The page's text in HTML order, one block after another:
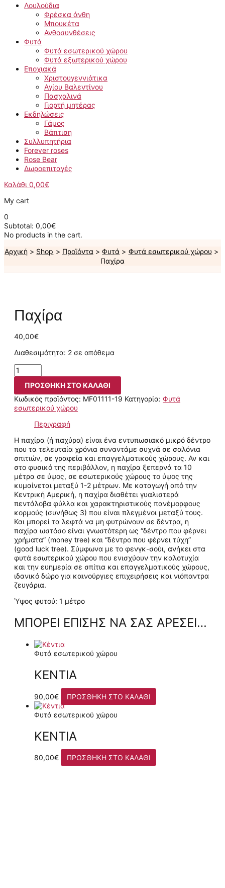
Λουλούδια
Φρέσκα άνθη
Μπουκέτα
Ανθοσυνθέσεις
Φυτά
Φυτά εσωτερικού χώρου
Φυτά εξωτερικού χώρου
Εποχιακά
Χριστουγεννιάτικα
Αγίου Βαλεντίνου
Πασχαλινά
Γιορτή μητέρας
Εκδηλώσεις
Γάμος
Βάπτιση
Συλλυπητήρια
Forever roses
Rose Bear
Δωροεπιταγές
Καλάθι 0,00€
My cart
0
Subtotal: 0,00€
No products in the cart.
Αρχική
Shop Προϊόντα Φυτά
Φυτά εσωτερικού χώρου
Παχίρα
Παχίρα
40,00€
Διαθεσιμότητα: 2 σε απόθεμα
ΠΡΟΣΘΉΚΗ ΣΤΟ ΚΑΛΆΘΙ
Κωδικός προϊόντος: MF01111-19 Κατηγορία: Φυτά
εσωτερικού χώρου
Περιγραφή
Η παχίρα (ή παχύρα) είναι ένα εντυπωσιακό μικρό δέντρο
που τα τελευταία χρόνια συναντάμε συχνά σε σαλόνια
σπιτιών, σε γραφεία και επαγγελματικούς χώρους. Αν και
στο φυσικό της περιβάλλον, η παχίρα ξεπερνά τα 10
μέτρα σε ύψος, σε εσωτερικούς χώρους το ύψος της
κυμαίνεται μεταξύ 1-2 μέτρων. Με καταγωγή από την
Κεντρική Αμερική, η παχίρα διαθέτει γυαλιστερά
πεντάλοβα φύλλα και χαρακτηριστικούς πανέμορφους
κορμούς (συνήθως 3) που είναι πλεγμένοι μεταξύ τους.
Και μπορεί τα λεφτά να μη φυτρώνουν σε δέντρα, η
παχίρα ωστόσο είναι γνωστότερη ως “δέντρο που φέρνει
χρήματα” (money tree) και “δέντρο που φέρνει τύχη”
(good luck tree). Σύμφωνα με το φενγκ-σούι, ανήκει στα
φυτά εσωτερικού χώρου που ενισχύουν την καλοτυχία
και την ευημερία σε σπίτια και επαγγελματικούς χώρους,
ιδανικό δώρο για καινούργιες επιχειρήσεις και νιόπαντρα
ζευγάρια.
Ύψος φυτού: 1 μέτρο
ΜΠΟΡΕΊ ΕΠΊΣΗΣ ΝΑ ΣΑΣ ΑΡΈΣΕΙ…
Φυτά εσωτερικού χώρου
ΚΈΝΤΙΑ
90,00€ ΠΡΟΣΘΉΚΗ ΣΤΟ ΚΑΛΆΘΙ
Φυτά εσωτερικού χώρου
ΚΈΝΤΙΑ
80,00€ ΠΡΟΣΘΉΚΗ ΣΤΟ ΚΑΛΆΘΙ